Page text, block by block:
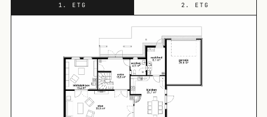
1. ETG 2. ETG